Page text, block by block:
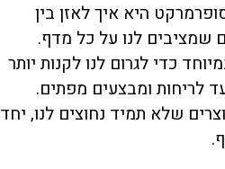
היא איך לאזן בין
שמציבים לנו על כל מדף.
כדי לגרום לנו לקנות יותר
לריחות ומבצעים מפתים.
שלא תמיד נחוצים לנו, יחד